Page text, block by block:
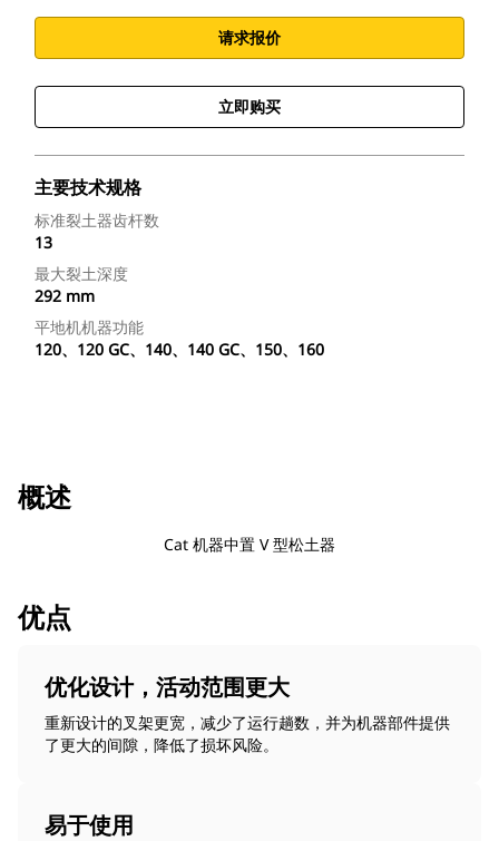
请求报价
立即购买
主要技术规格
标准裂土器齿杆数
13
最大裂土深度
292 mm
平地机机器功能
120、120 GC、140、140 GC、150、160
概述
Cat 机器中置 V 型松土器
优点
优化设计，活动范围更大
重新设计的叉架更宽，减少了运行趟数，并为机器部件提供
了更大的间隙，降低了损坏风险。
易于使用